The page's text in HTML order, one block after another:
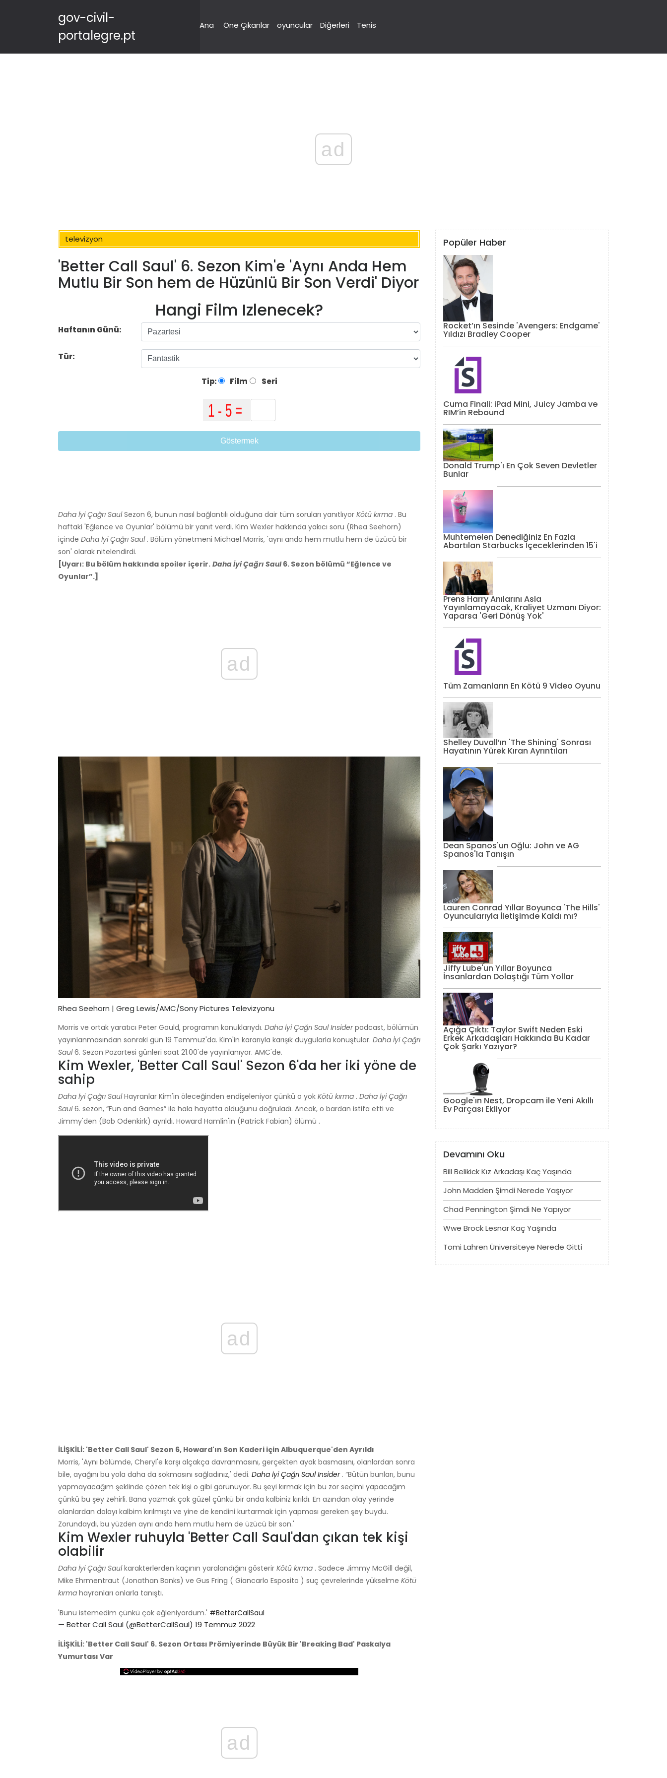
gov-civil-
portalegre.pt
Ana Öne Çıkanlar oyuncular Diğerleri Tenis
ad
televizyon
'Better Call Saul' 6. Sezon Kim'e 'Aynı Anda Hem
Mutlu Bir Son hem de Hüzünlü Bir Son Verdi' Diyor
Hangi Film Izlenecek?
Haftanın Günü:
Tür:
Tip: Film Seri
Göstermek
Daha İyi Çağrı SaulSezon 6, bunun nasıl bağlantılı olduğuna dair tüm soruları yanıtlıyor Kötü kırma . Bu
haftaki 'Eğlence ve Oyunlar' bölümü bir yanıt verdi. Kim Wexler hakkında yakıcı soru (Rhea Seehorn)
içinde Daha İyi Çağrı Saul. Bölüm yönetmeni Michael Morris, 'aynı anda hem mutlu hem de üzücü bir
son' olarak nitelendirdi.
[Uyarı: Bu bölüm hakkında spoiler içerir. Daha İyi Çağrı Saul 6. Sezon bölümü “Eğlence ve
Oyunlar”.]
ad
Rhea Seehorn | Greg Lewis/AMC/Sony Pictures Televizyonu
Morris ve ortak yaratıcı Peter Gould, programın konuklarıydı. Daha İyi Çağrı Saul Insiderpodcast, bölümün
yayınlanmasından sonraki gün 19 Temmuz'da. Kim'in kararıyla karışık duygularla konuştular. Daha İyi Çağrı
Saul6. Sezon Pazartesi günleri saat 21.00'de yayınlanıyor. AMC'de.
Kim Wexler, 'Better Call Saul' Sezon 6'da her iki yöne de
sahip
Daha İyi Çağrı SaulHayranlar Kim'in öleceğinden endişeleniyor çünkü o yok Kötü kırma . Daha İyi Çağrı
Saul6. sezon, “Fun and Games” ile hala hayatta olduğunu doğruladı. Ancak, o bardan istifa etti ve
Jimmy'den (Bob Odenkirk) ayrıldı. Howard Hamlin'in (Patrick Fabian) ölümü .
ad
İLİŞKİLİ: 'Better Call Saul' Sezon 6, Howard'ın Son Kaderi için Albuquerque'den Ayrıldı
Morris, 'Aynı bölümde, Cheryl'e karşı alçakça davranmasını, gerçekten ayak basmasını, olanlardan sonra
bile, ayağını bu yola daha da sokmasını sağladınız,' dedi. Daha İyi Çağrı Saul Insider . “Bütün bunları, bunu
yapmayacağım şeklinde çözen tek kişi o gibi görünüyor. Bu şeyi kırmak için bu zor seçimi yapacağım
çünkü bu şey zehirli. Bana yazmak çok güzel çünkü bir anda kalbiniz kırıldı. En azından olay yerinde
olanlardan dolayı kalbim kırılmıştı ve yine de kendini kurtarmak için yapması gereken şey buydu.
Zorundaydı, bu yüzden aynı anda hem mutlu hem de üzücü bir son.'
Kim Wexler ruhuyla 'Better Call Saul'dan çıkan tek kişi
olabilir
Daha İyi Çağrı Saulkarakterlerden kaçının yaralandığını gösterir Kötü kırma . Sadece Jimmy McGill değil,
Mike Ehrmentraut (Jonathan Banks) ve Gus Fring ( Giancarlo Esposito ) suç çevrelerinde yükselme Kötü
kırma hayranları onlarla tanıştı.
'Bunu istemedim çünkü çok eğleniyordum.' #BetterCallSaul
— Better Call Saul (@BetterCallSaul) 19 Temmuz 2022
İLİŞKİLİ: 'Better Call Saul' 6. Sezon Ortası Prömiyerinde Büyük Bir 'Breaking Bad' Paskalya
Yumurtası Var
ad
Popüler Haber
Rocket’ın Sesinde 'Avengers: Endgame'
Yıldızı Bradley Cooper
Cuma Finali: iPad Mini, Juicy Jamba ve
RIM’in Rebound
Donald Trump'ı En Çok Seven Devletler
Bunlar
Muhtemelen Denediğiniz En Fazla
Abartılan Starbucks İçeceklerinden 15'i
Prens Harry Anılarını Asla
Yayınlamayacak, Kraliyet Uzmanı Diyor:
Yaparsa 'Geri Dönüş Yok'
Tüm Zamanların En Kötü 9 Video Oyunu
Shelley Duvall’ın 'The Shining' Sonrası
Hayatının Yürek Kıran Ayrıntıları
Dean Spanos'un Oğlu: John ve AG
Spanos'la Tanışın
Lauren Conrad Yıllar Boyunca 'The Hills'
Oyuncularıyla İletişimde Kaldı mı?
Jiffy Lube'un Yıllar Boyunca
İnsanlardan Dolaştığı Tüm Yollar
Açığa Çıktı: Taylor Swift Neden Eski
Erkek Arkadaşları Hakkında Bu Kadar
Çok Şarkı Yazıyor?
Google'ın Nest, Dropcam ile Yeni Akıllı
Ev Parçası Ekliyor
Devamını Oku
Bill Belikick Kız Arkadaşı Kaç Yaşında
John Madden Şimdi Nerede Yaşıyor
Chad Pennington Şimdi Ne Yapıyor
Wwe Brock Lesnar Kaç Yaşında
Tomi Lahren Üniversiteye Nerede Gitti